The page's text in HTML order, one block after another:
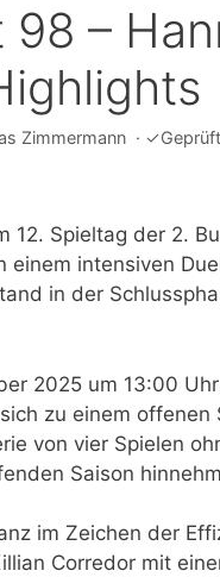
98 –
Zimmermann · ✓
12. Spieltag der 2.
einem intensiven
in der
2025 um 13:00
zu einem
von vier Spielen
Saison
im Zeichen der
Corredor mit